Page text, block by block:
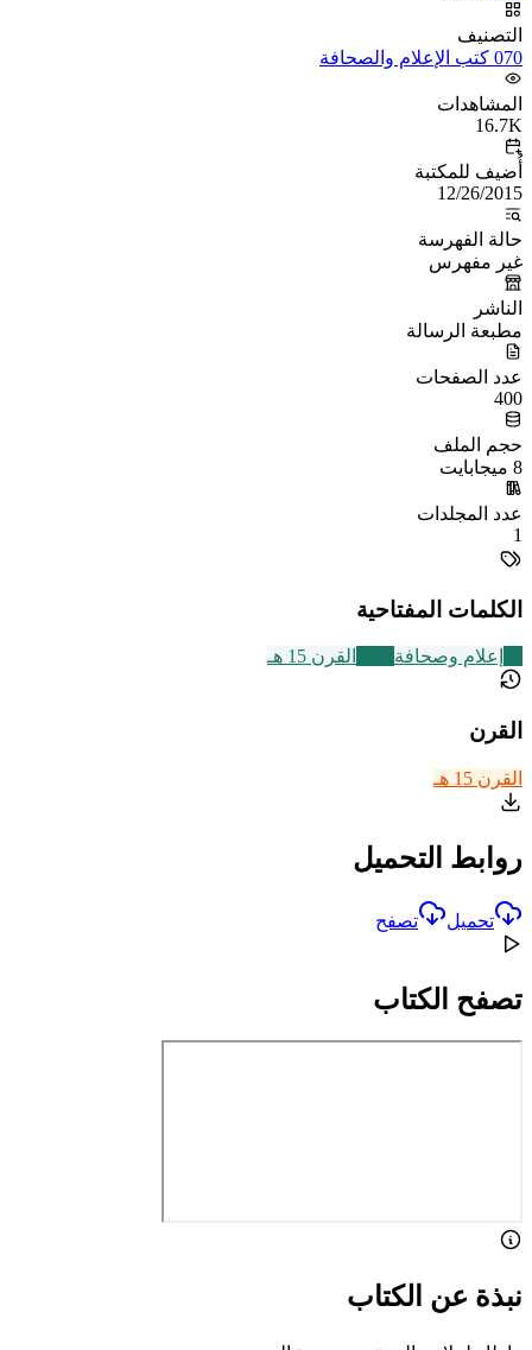
التصنيف
070 كتب الإعلام والصحافة
المشاهدات
16.7K
أُضيف للمكتبة
12/26/2015
حالة الفهرسة
غير مفهرس
الناشر
مطبعة الرسالة
عدد الصفحات
400
حجم الملف
8 ميجابايت
عدد المجلدات
1
الكلمات المفتاحية
إعلام وصحافة القرن 15 هـ
القرن
القرن 15 هـ
روابط التحميل
تحميل تصفح
تصفح الكتاب
نبذة عن الكتاب